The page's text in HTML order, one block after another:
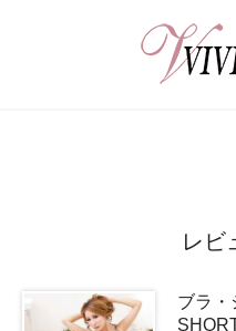
レビ
ブラ・